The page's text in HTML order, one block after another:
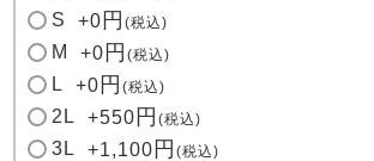
)
S +0 税込
M +0 税込
L +0 税込
2L +550 税込
3L +1,100 税込